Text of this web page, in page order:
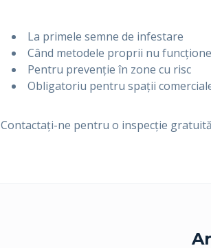
La primele semne de infestare
Când metodele proprii nu
Pentru prevenție în zone cu risc
Obligatoriu pentru spații
Contactați-ne pentru o inspecție